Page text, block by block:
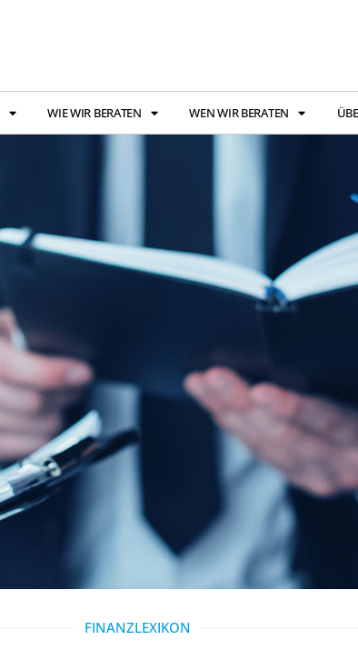
WIE WIR BERATEN WEN WIR BERATEN
FINANZLEXIKON